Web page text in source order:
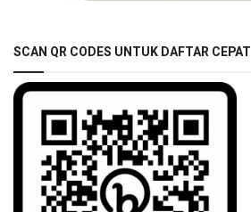
SCAN QR CODES UNTUK DAFTAR CEPAT